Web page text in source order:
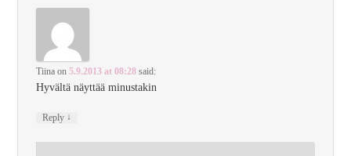
Tiina on5.9.2013 at 08:28 said:
Hyvältä näyttää minustakin
Reply ↓